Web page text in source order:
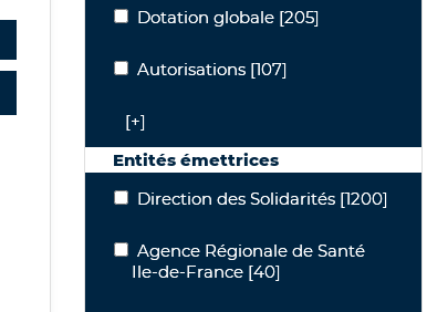
Dotation globale
Dotation globale [205]
Autorisations
Autorisations [107]
[+]
Entités émettrices
Direction des Solidarités
Direction des Solidarités [1200]
Agence Régionale de Santé Ile-de-
Agence Régionale de Santé
Ile-de-France [40]